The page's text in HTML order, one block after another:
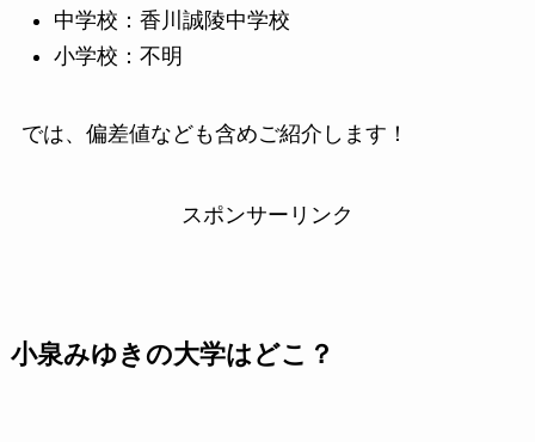
中学校：香川誠陵中学校
小学校：不明
では、偏差値なども含めご紹介します！
スポンサーリンク
小泉みゆきの大学はどこ？